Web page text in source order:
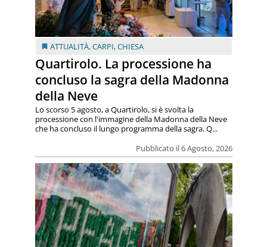
ATTUALITÀ,CARPI,CHIESA
Quartirolo. La processione ha
concluso la sagra della Madonna
della Neve
Pubblicato il 6 Agosto, 2026
Lo scorso 5 agosto, a Quartirolo, si è svolta la
processione con l'immagine della Madonna della Neve
che ha concluso il lungo programma della sagra. Q...